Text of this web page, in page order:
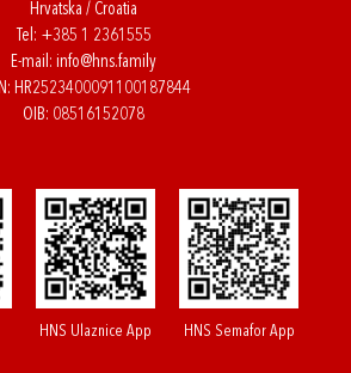
Hrvatska / Croatia
Tel: +385 1 2361555
E-mail: info@hns.family
HR2523400091100187844
OIB: 08516152078
HNS Ulaznice App HNS Semafor App